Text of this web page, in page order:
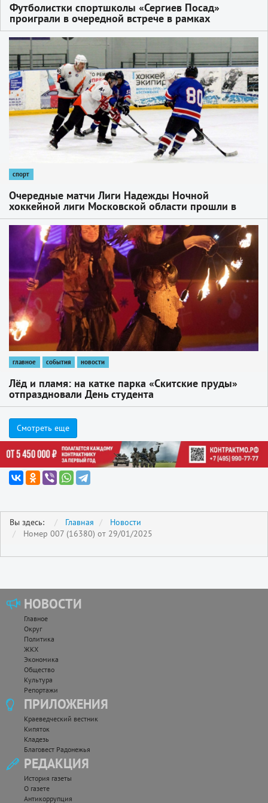
Футболистки спортшколы «Сергиев Посад»
проиграли в очередной встрече в рамках
первенства Московской области
1
спорт
Очередные матчи Лиги Надежды Ночной
хоккейной лиги Московской области прошли в
субботу, 25 января, на Ледовой арене в Сергиевом
Посаде
главное события новости
Лёд и пламя: на катке парка «Скитские пруды»
отпраздновали День студента
Смотреть еще
Вы здесь: Главная
Новости
Номер 007 (16380) от 29/01/2025
НОВОСТИ
Главное
Округ
Политика
ЖКХ
Экономика
Общество
Культура
Репортажи
ПРИЛОЖЕНИЯ
Краеведческий вестник
Кипяток
Кладезь
Благовест Радонежья
РЕДАКЦИЯ
История газеты
О газете
Антикоррупция